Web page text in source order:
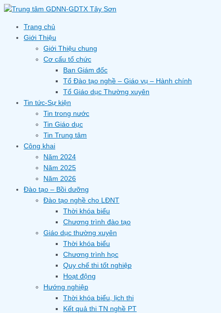
Skip
contentTrang chủ
Giới Thiệu
Giới Thiệu chung
Cơ cấu tổ chức
Ban Giám đốc
Tổ Đào tạo nghề – Giáo vụ – Hành chính
Tổ Giáo dục Thường xuyên
Tin tức-Sự kiện
Tin trong nước
Tin Giáo dục
Tin Trung tâm
Công khai
Năm 2024
Năm 2025
Năm 2026
Đào tạo – Bồi dưỡng
Đào tạo nghề cho LĐNT
Thời khóa biểu
Chương trình đào tạo
Giáo dục thường xuyên
Thời khóa biểu
Chương trình học
Quy chế thi tốt nghiệp
Hoạt động
Hướng nghiệp
Thời khóa biểu, lịch thi
Kết quả thi TN nghề PT